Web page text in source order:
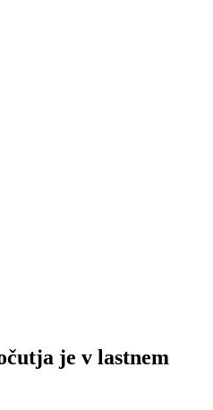
je v lastnem